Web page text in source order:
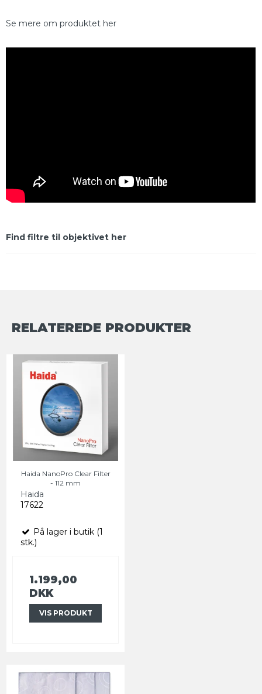
Se mere om produktet her
Find filtre til objektivet her
RELATEREDE PRODUKTER
Haida NanoPro Clear Filter
- 112 mm
Haida
17622
På lager i butik (1
stk.)
1.199,00
DKK
VIS PRODUKT